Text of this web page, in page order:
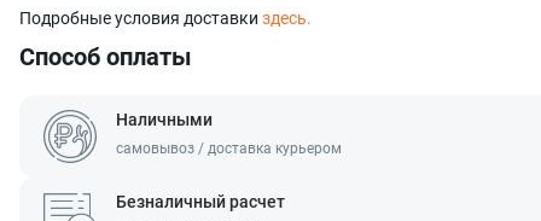
Подробные условия доставки здесь.
Способ оплаты
Наличными
самовывоз / доставка курьером
Безналичный расчет